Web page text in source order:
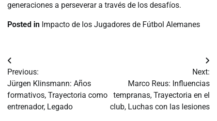
generaciones a perseverar a través de los desafíos.
Posted in Impacto de los Jugadores de Fútbol Alemanes
Post
navigation
Previous:
Jürgen Klinsmann: Años
formativos, Trayectoria como
entrenador, Legado
Next:
Marco Reus: Influencias
tempranas, Trayectoria en el
club, Luchas con las lesiones